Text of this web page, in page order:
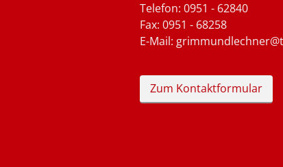
Telefon: 0951 - 62840
Fax: 0951 - 68258
E-Mail:
Zum Kontaktformular